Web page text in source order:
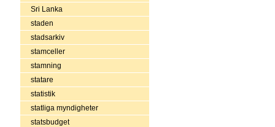
Sri Lanka
staden
stadsarkiv
stamceller
stamning
statare
statistik
statliga myndigheter
statsbudget